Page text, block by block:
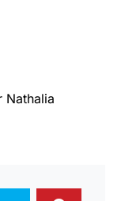
Nathalia